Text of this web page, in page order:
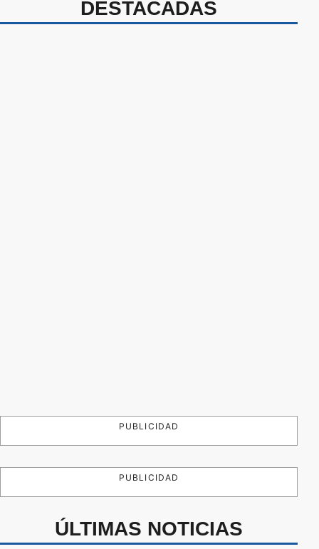
DESTACADAS
PUBLICIDAD
PUBLICIDAD
ÚLTIMAS NOTICIAS